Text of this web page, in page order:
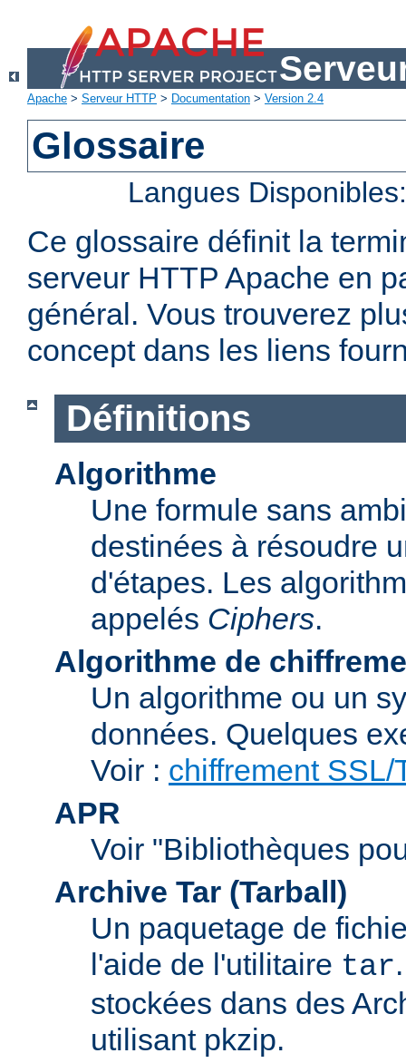
Apache > Serveur HTTP > Documentation > Version 2.4
Glossaire
Langues
Ce glossaire définit la
serveur HTTP Apache en
général. Vous trouverez
concept dans les liens
Définitions
Algorithme
Une formule sans
destinées à résoudre
d'étapes. Les
appelés Ciphers.
Algorithme de
Un algorithme ou un
données. Quelques
Voir : chiffrement SSL/
APR
Voir "Bibliothèques
Archive Tar (Tarball)
Un paquetage de
l'aide de l'utilitaire tar
stockées dans des
utilisant pkzip.